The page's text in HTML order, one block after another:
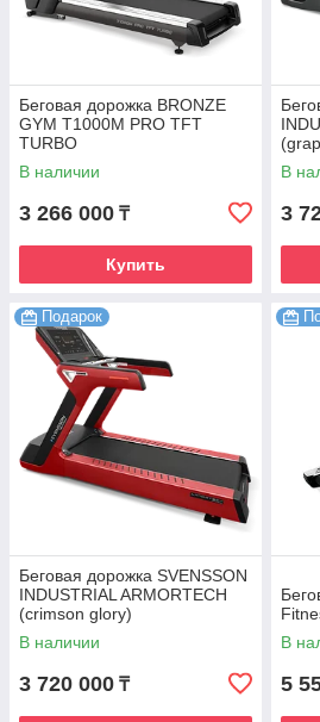
Беговая дорожка BRONZE
GYM T1000M PRO TFT
TURBO
В наличии
3 266 000 ₸
Купить
В
3
Подарок
Беговая дорожка SVENSSON
INDUSTRIAL ARMORTECH
(crimson glory)
В наличии
3 720 000 ₸
В
5